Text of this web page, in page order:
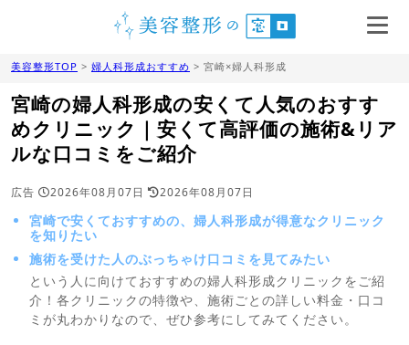
美容整形TOP > 婦人科形成おすすめ > 宮崎×婦人科形成
宮崎の婦人科形成の安くて人気のおすす
めクリニック｜安くて高評価の施術&リア
ルな口コミをご紹介
広告 2026年08月07日 2026年08月07日
宮崎で安くておすすめの、婦人科形成が得意なクリニック
を知りたい
施術を受けた人のぶっちゃけ口コミを見てみたい
という人に向けておすすめの婦人科形成クリニックをご紹
介！各クリニックの特徴や、施術ごとの詳しい料金・口コ
ミが丸わかりなので、ぜひ参考にしてみてください。